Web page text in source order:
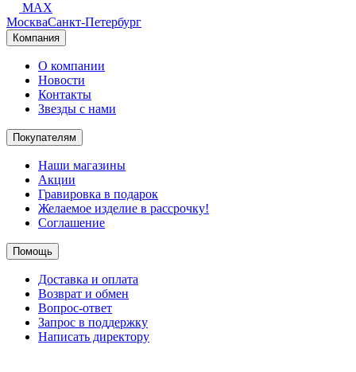
MAX
МоскваСанкт-Петербург
Компания
О компании
Новости
Контакты
Звезды с нами
Покупателям
Наши магазины
Акции
Гравировка в подарок
Желаемое изделие в рассрочку!
Соглашение
Помощь
Доставка и оплата
Возврат и обмен
Вопрос-ответ
Запрос в поддержку
Написать директору